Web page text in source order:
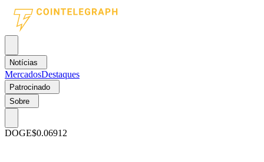
Notícias
MercadosDestaques
Patrocinado
Sobre
DOGE$0.06912